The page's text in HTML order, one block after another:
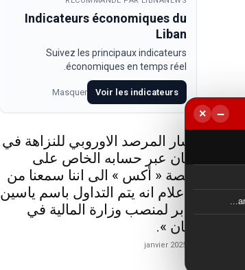
Indicateurs économiques du
Liban
Suivez les principaux indicateurs
économiques en temps réel.
Voir les indicateurs
Masquer
أشار المرصد الاوروبي للنزاهة في
لبنان عبر حسابه الخاص على
منصة « أكس » الى اننا سمعنا من
الاعلام انه يتم التداول باسم ياسين
جابر لمنصب وزارة المالية في
لبنان ».
−
×